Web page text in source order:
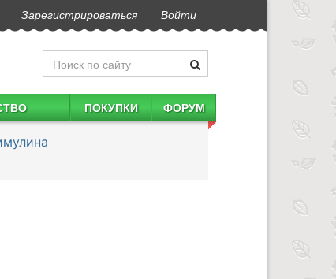
Зарегистрироваться Войти
ПОКУПКИ ФОРУМ